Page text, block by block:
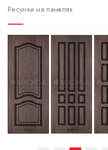
Рисунки на панелях